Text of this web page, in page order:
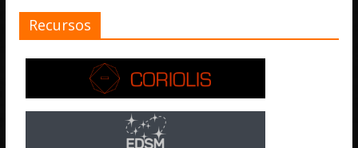
Recursos